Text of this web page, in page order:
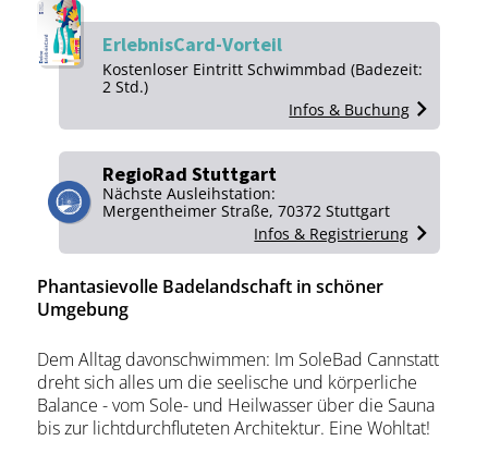
Phantasievolle Badelandschaft in schöner
Umgebung
Dem Alltag davonschwimmen: Im SoleBad Cannstatt
dreht sich alles um die seelische und körperliche
Balance - vom Sole- und Heilwasser über die Sauna
bis zur lichtdurchfluteten Architektur. Eine Wohltat!
ErlebnisCard-Vorteil
Kos­ten­lo­ser Ein­tritt Schwimm­bad (Ba­de­zeit:
2 Std.)
Infos & Buchung
RegioRad Stuttgart
Nächste Ausleihstation:
Mergentheimer Straße, 70372 Stuttgart
Infos & Registrierung